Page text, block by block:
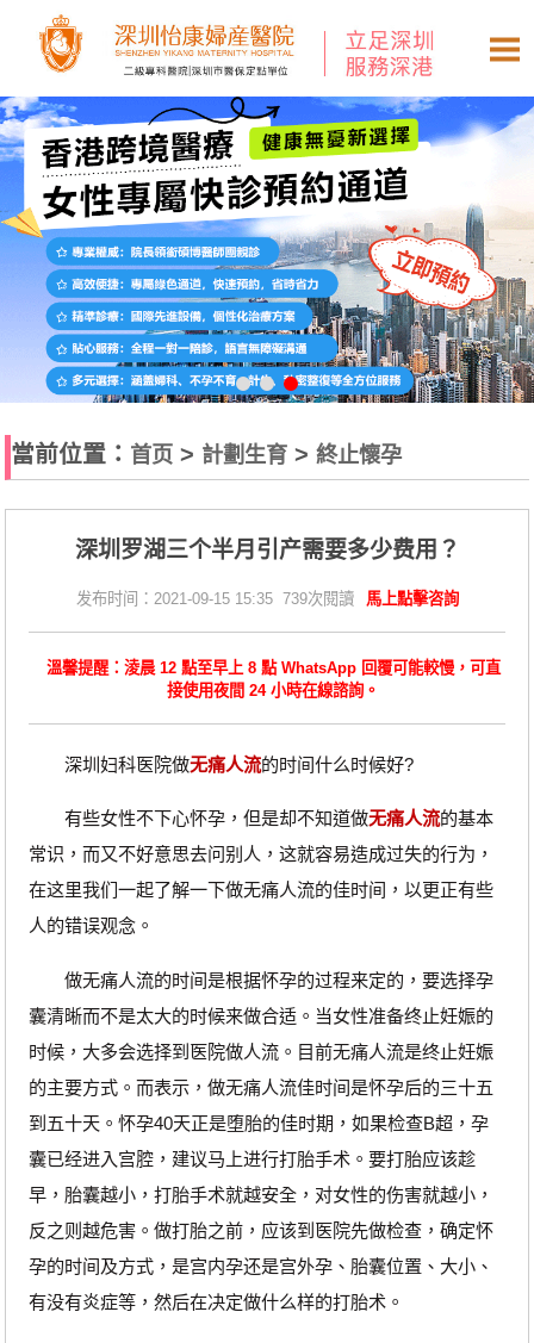
當前位置： 首页 > 計劃生育 >終止懷孕
深圳罗湖三个半月引产需要多少费用？
发布时间：2021-09-15 15:35 739次閱讀 馬上點擊咨詢
溫馨提醒：淩晨 12 點至早上 8 點 WhatsApp 回覆可能較慢，可直
接使用夜間 24 小時在線諮詢。
深圳妇科医院做无痛人流的时间什么时候好?
有些女性不下心怀孕，但是却不知道做无痛人流的基本
常识，而又不好意思去问别人，这就容易造成过失的行为，
在这里我们一起了解一下做无痛人流的佳时间，以更正有些
人的错误观念。
做无痛人流的时间是根据怀孕的过程来定的，要选择孕
囊清晰而不是太大的时候来做合适。当女性准备终止妊娠的
时候，大多会选择到医院做人流。目前无痛人流是终止妊娠
的主要方式。而表示，做无痛人流佳时间是怀孕后的三十五
到五十天。怀孕40天正是堕胎的佳时期，如果检查B超，孕
囊已经进入宫腔，建议马上进行打胎手术。要打胎应该趁
早，胎囊越小，打胎手术就越安全，对女性的伤害就越小，
反之则越危害。做打胎之前，应该到医院先做检查，确定怀
孕的时间及方式，是宫内孕还是宫外孕、胎囊位置、大小、
有没有炎症等，然后在决定做什么样的打胎术。